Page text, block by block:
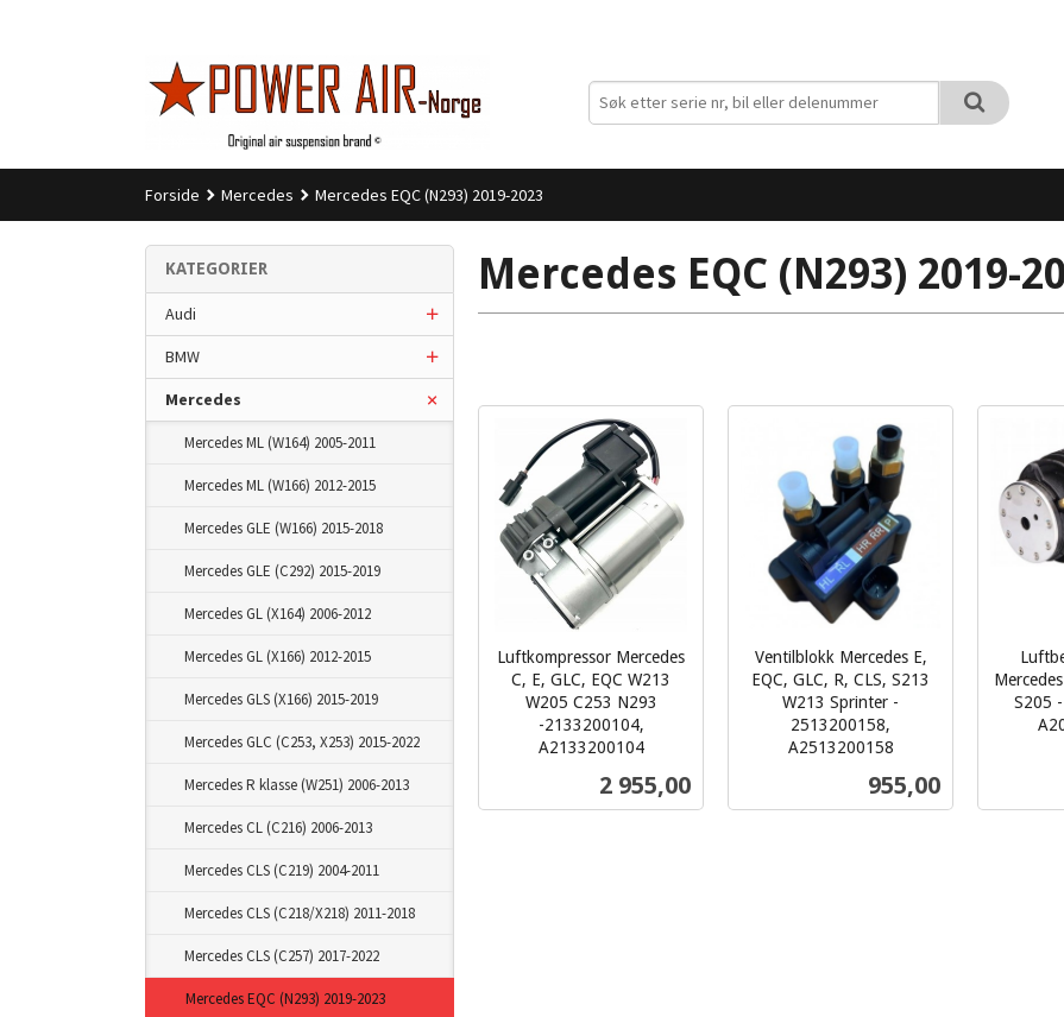
Forside Mercedes Mercedes EQC (N293) 2019-2023
Mercedes EQC (N293) 2019-
Luftkompressor Mercedes
C, E, GLC, EQC W213
W205 C253 N293
-2133200104,
A2133200104
Pris
2 955,00
Ventilblokk Mercedes E,
EQC, GLC, R, CLS, S213
W213 Sprinter -
2513200158,
A2513200158
Pris
955,00
S205
KATEGORIER
Audi
BMW
Mercedes
Mercedes ML (W164) 2005-2011
Mercedes ML (W166) 2012-2015
Mercedes GLE (W166) 2015-2018
Mercedes GLE (C292) 2015-2019
Mercedes GL (X164) 2006-2012
Mercedes GL (X166) 2012-2015
Mercedes GLS (X166) 2015-2019
Mercedes GLC (C253, X253) 2015-2022
Mercedes R klasse (W251) 2006-2013
Mercedes CL (C216) 2006-2013
Mercedes CLS (C219) 2004-2011
Mercedes CLS (C218/X218) 2011-2018
Mercedes CLS (C257) 2017-2022
Mercedes EQC (N293) 2019-2023